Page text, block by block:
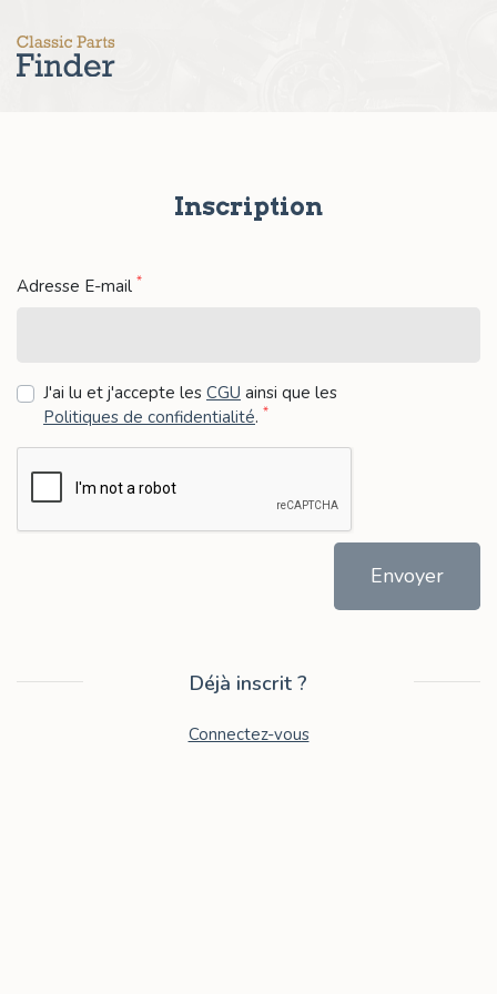
Inscription
Adresse E-mail *
J'ai lu et j'accepte les CGU ainsi que les
Politiques de confidentialité. *
Envoyer
Déjà inscrit ?
Connectez-vous